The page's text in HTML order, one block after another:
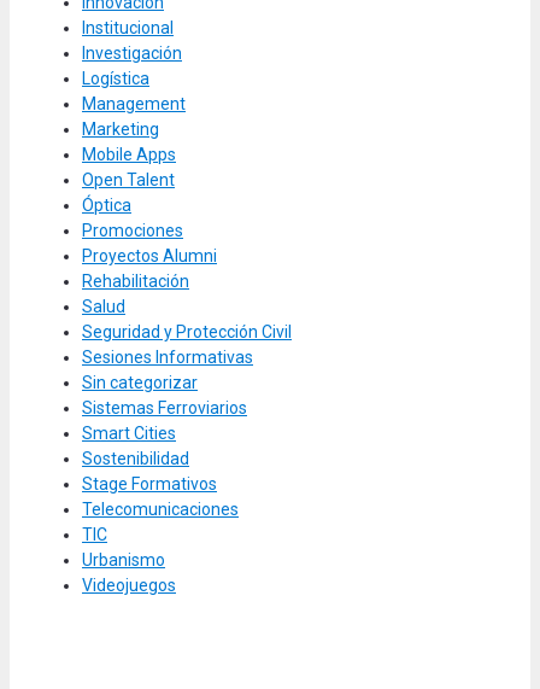
Institucional
Investigación
Logística
Management
Marketing
Mobile Apps
Open Talent
Óptica
Promociones
Proyectos Alumni
Rehabilitación
Salud
Seguridad y Protección Civil
Sesiones Informativas
Sin categorizar
Sistemas Ferroviarios
Smart Cities
Sostenibilidad
Stage Formativos
Telecomunicaciones
TIC
Urbanismo
Videojuegos